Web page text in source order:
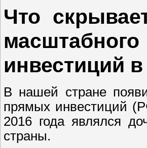
Что
инвестиций
В нашей стране
прямых инвестиций
2016 года являлся
страны.